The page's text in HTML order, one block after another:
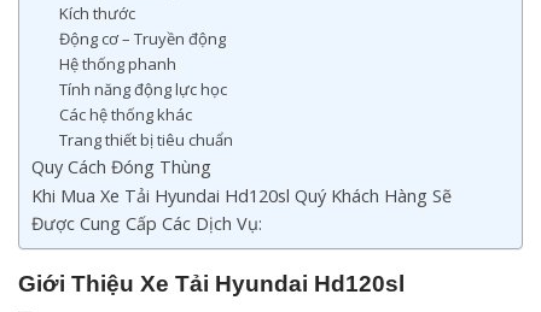
Kích thước
Động cơ – Truyền động
Hệ thống phanh
Tính năng động lực học
Các hệ thống khác
Trang thiết bị tiêu chuẩn
Quy Cách Đóng Thùng
Khi Mua Xe Tải Hyundai Hd120sl Quý Khách Hàng Sẽ
Được Cung Cấp Các Dịch Vụ:
Giới Thiệu Xe Tải Hyundai Hd120sl